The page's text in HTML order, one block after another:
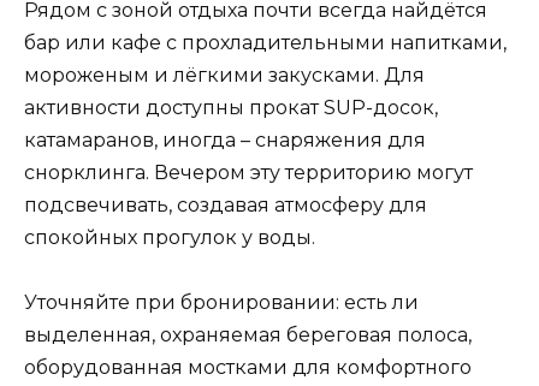
Рядом с зоной отдыха почти всегда найдётся
бар или кафе с прохладительными напитками,
мороженым и лёгкими закусками. Для
активности доступны прокат SUP-досок,
катамаранов, иногда – снаряжения для
снорклинга. Вечером эту территорию могут
подсвечивать, создавая атмосферу для
спокойных прогулок у воды.
Уточняйте при бронировании: есть ли
выделенная, охраняемая береговая полоса,
оборудованная мостками для комфортного